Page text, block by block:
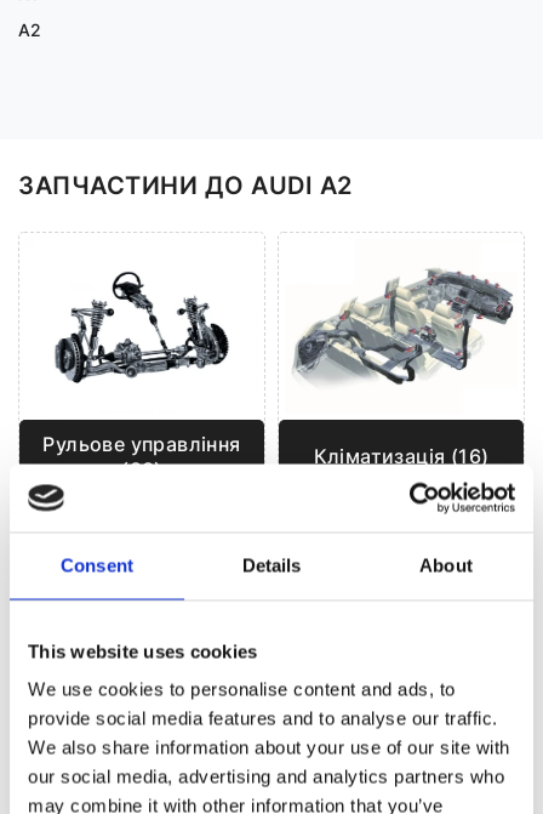
Consent Details About
This website uses cookies
We use cookies to personalise content and ads, to
provide social media features and to analyse our traffic.
We also share information about your use of our site with
our social media, advertising and analytics partners who
may combine it with other information that you’ve
A2
ЗАПЧАСТИНИ ДО AUDI A2
Рульове управління
(83)
Кліматизація (16)
РУЛЬОВЕ УПРАВЛІННЯ ДЛЯ AUDI A2